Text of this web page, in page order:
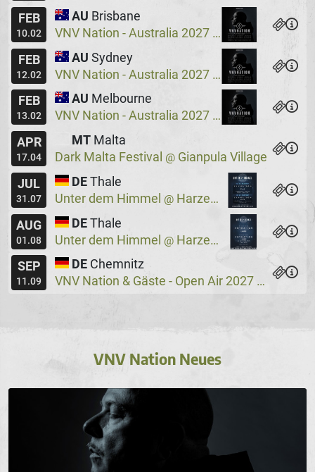
FEB
10.02
AU Brisbane
VNV Nation - Australia 2027
@ Crowbar
FEB
12.02
AU Sydney
VNV Nation - Australia 2027
@ Crowbar
FEB
13.02
AU Melbourne
VNV Nation - Australia 2027
@ Max Watts
APR
17.04
MT Malta
Dark Malta Festival @ Gianpula Village
JUL
31.07
DE Thale
Unter dem Himmel @ Harzer Bergtheater
AUG
01.08
DE Thale
Unter dem Himmel @ Harzer Bergtheater
SEP
11.09
DE Chemnitz
VNV Nation & Gäste - Open Air 2027
@
VNV Nation Neues